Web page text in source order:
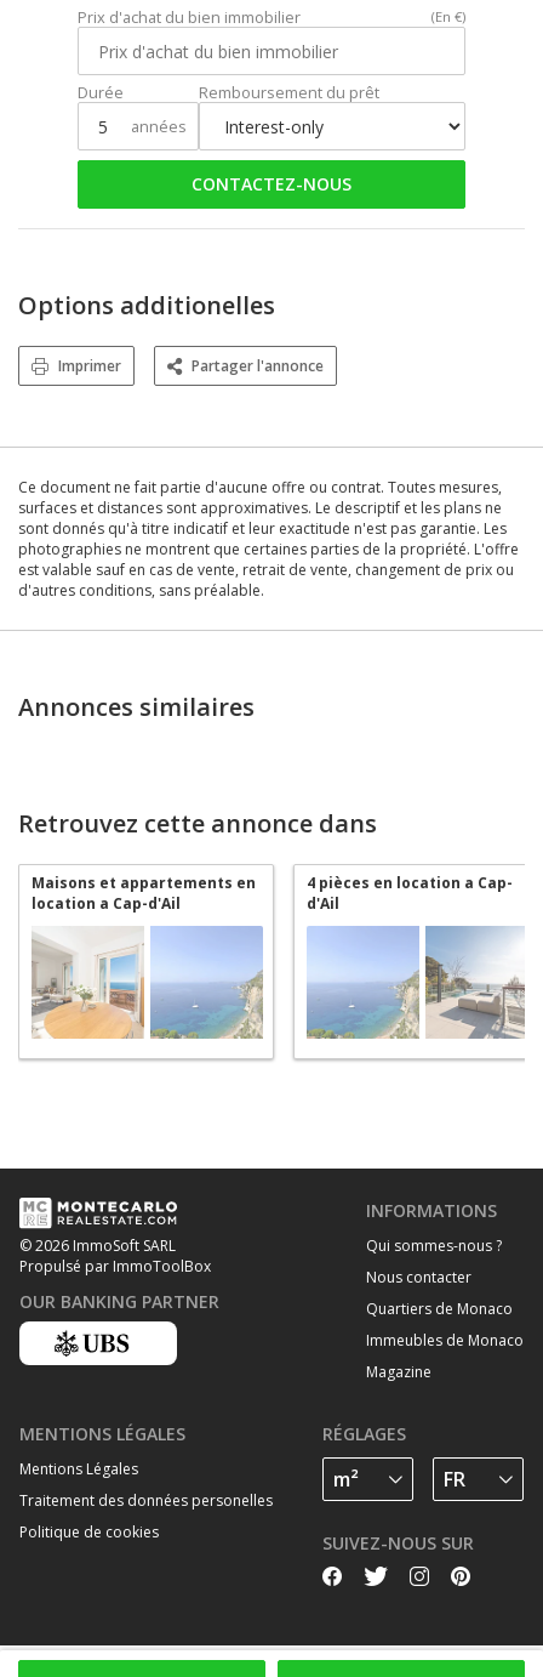
Prix d'achat du bien immobilier (En €)
Durée
années
Remboursement du prêt
CONTACTEZ-NOUS
Options additionelles
Imprimer Partager l'annonce
Ce document ne fait partie d'aucune offre ou contrat. Toutes mesures,
surfaces et distances sont approximatives. Le descriptif et les plans ne
sont donnés qu'à titre indicatif et leur exactitude n'est pas garantie. Les
photographies ne montrent que certaines parties de la propriété. L'offre
est valable sauf en cas de vente, retrait de vente, changement de prix ou
d'autres conditions, sans préalable.
Annonces similaires
Retrouvez cette annonce dans
Maisons et appartements en
location a Cap-d'Ail
4 pièces en location a Cap-
d'Ail
© 2026 ImmoSoft SARL
Propulsé par ImmoToolBox
OUR BANKING PARTNER
INFORMATIONS
Qui sommes-nous ?
Nous contacter
Quartiers de Monaco
Immeubles de Monaco
Magazine
MENTIONS LÉGALES
Mentions Légales
Traitement des données personelles
Politique de cookies
RÉGLAGES
SUIVEZ-NOUS SUR